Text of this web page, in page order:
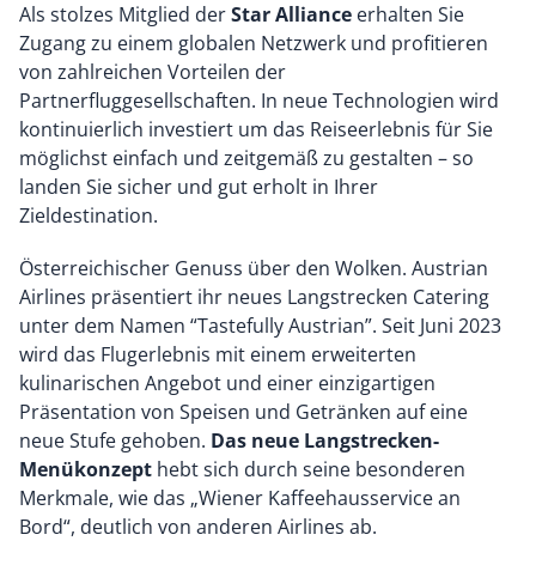
Als stolzes Mitglied derStar Alliance erhalten Sie
Zugang zu einem globalen Netzwerk und profitieren
von zahlreichen Vorteilen der
Partnerfluggesellschaften. In neue Technologien wird
kontinuierlich investiert um das Reiseerlebnis für Sie
möglichst einfach und zeitgemäß zu gestalten – so
landen Sie sicher und gut erholt in Ihrer
Zieldestination.
Österreichischer Genuss über den Wolken. Austrian
Airlines präsentiert ihr neues Langstrecken Catering
unter dem Namen “Tastefully Austrian”. Seit Juni 2023
wird das Flugerlebnis mit einem erweiterten
kulinarischen Angebot und einer einzigartigen
Präsentation von Speisen und Getränken auf eine
neue Stufe gehoben. Das neue Langstrecken-
Menükonzept hebt sich durch seine besonderen
Merkmale, wie das „Wiener Kaffeehausservice an
Bord“, deutlich von anderen Airlines ab.